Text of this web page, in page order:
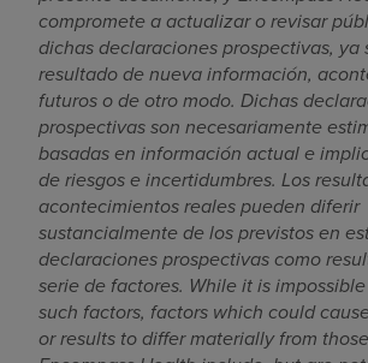
compromete a actualizar o revisar
dichas declaraciones prospectivas, ya
resultado de nueva información,
futuros o de otro modo. Dichas
prospectivas son necesariamente
basadas en información actual e
de riesgos e incertidumbres. Los
acontecimientos reales pueden diferir
sustancialmente de los previstos en
declaraciones prospectivas como
serie de factores. While it is
such factors, factors which could
or results to differ materially from